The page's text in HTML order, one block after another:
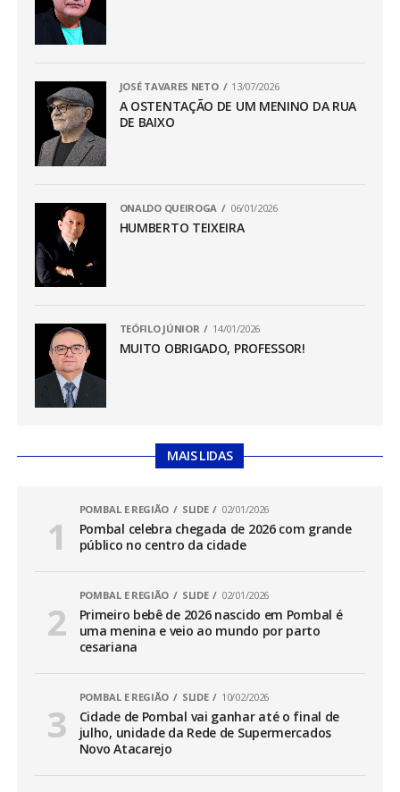
JOSÉ TAVARES NETO 13/07/2026
A OSTENTAÇÃO DE UM MENINO DA RUA
DE BAIXO
ONALDO QUEIROGA 06/01/2026
HUMBERTO TEIXEIRA
TEÓFILO JÚNIOR 14/01/2026
MUITO OBRIGADO, PROFESSOR!
MAIS LIDAS
POMBAL E REGIÃO SLIDE 02/01/2026
Pombal celebra chegada de 2026 com grande
público no centro da cidade
POMBAL E REGIÃO SLIDE 02/01/2026
Primeiro bebê de 2026 nascido em Pombal é
uma menina e veio ao mundo por parto
cesariana
POMBAL E REGIÃO SLIDE 10/02/2026
Cidade de Pombal vai ganhar até o final de
julho, unidade da Rede de Supermercados
Novo Atacarejo